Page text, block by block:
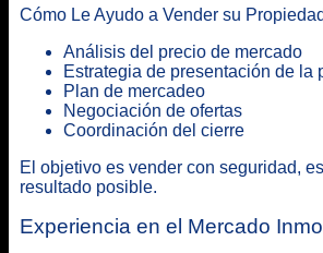
Cómo Le Ayudo a Vender su Propiedad
Análisis del precio de mercado
Estrategia de presentación de la
Plan de mercadeo
Negociación de ofertas
Coordinación del cierre
El objetivo es vender con seguridad,
resultado posible.
Experiencia en el Mercado